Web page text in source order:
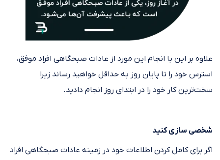
علاوه بر این با انجام این مورد از عادات صبحگاهی افراد موفق،
استرس خود را تا پایان روز به حداقل خواهید رساند زیرا
سخت‌ترین کار خود را در ابتدای روز انجام دادید.
شخصی سازی کنید
اگر برای کامل کردن اطلاعات خود در زمینه عادات صبحگاهی افراد